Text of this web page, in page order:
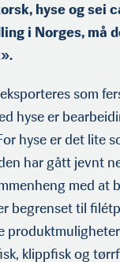
hyse og sei
i Norges, må
som
hyse er
hyse er det lite
har gått jevnt
med at
begrenset til
klippfisk og